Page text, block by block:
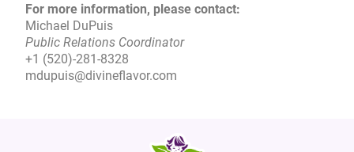
For more information, please contact:
Michael DuPuis
Public Relations Coordinator
+1 (520)-281-8328
mdupuis@divineflavor.com